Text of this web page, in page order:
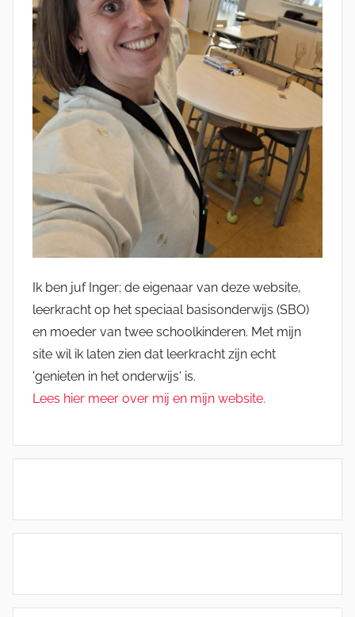
Ik ben juf Inger; de eigenaar van deze website,
leerkracht op het speciaal basisonderwijs (SBO)
en moeder van twee schoolkinderen. Met mijn
site wil ik laten zien dat leerkracht zijn echt
'genieten in het onderwijs' is.
Lees hier meer over mij en mijn website.